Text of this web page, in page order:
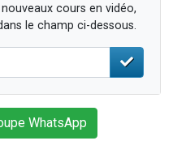
cours en vidéo,
le champ ci-dessous.
WhatsApp